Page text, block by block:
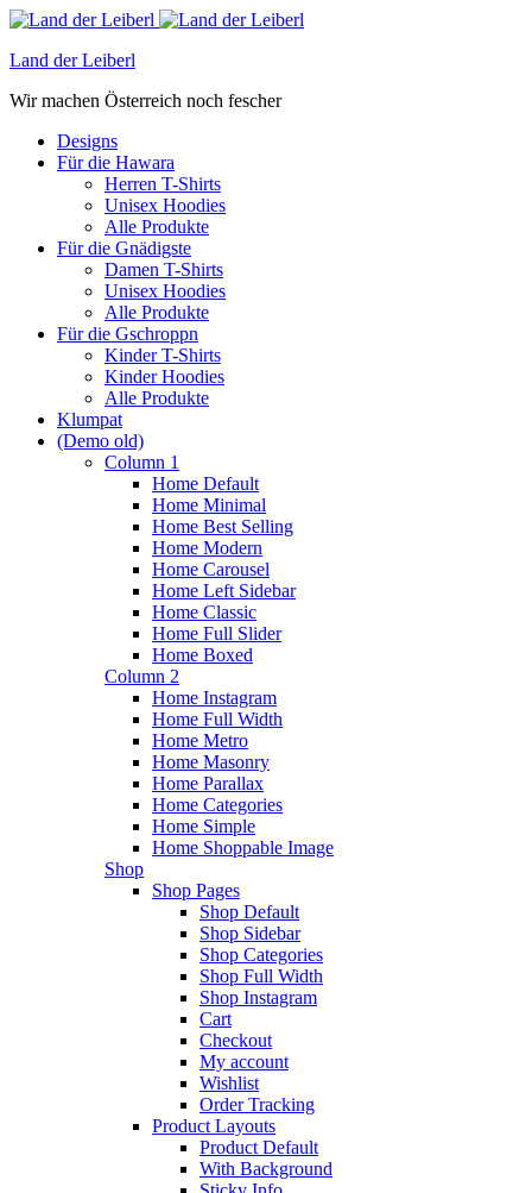
Land der Leiberl
Wir machen Österreich noch fescher
Designs
Für die Hawara
Herren T-Shirts
Unisex Hoodies
Alle Produkte
Für die Gnädigste
Damen T-Shirts
Unisex Hoodies
Alle Produkte
Für die Gschroppn
Kinder T-Shirts
Kinder Hoodies
Alle Produkte
Klumpat
(Demo old)
Column 1
Home Default
Home Minimal
Home Best Selling
Home Modern
Home Carousel
Home Left Sidebar
Home Classic
Home Full Slider
Home Boxed
Column 2
Home Instagram
Home Full Width
Home Metro
Home Masonry
Home Parallax
Home Categories
Home Simple
Home Shoppable Image
Shop
Shop Pages
Shop Default
Shop Sidebar
Shop Categories
Shop Full Width
Shop Instagram
Cart
Checkout
My account
Wishlist
Order Tracking
Product Layouts
Product Default
With Background